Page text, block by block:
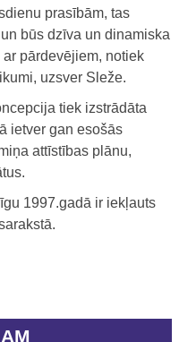
prasībām, tas
būs dzīva un dinamiska
pārdevējiem, notiek
uzsver Sleže.
tiek izstrādāta
ietver gan esošās
attīstības plānu,
1997.gadā ir iekļauts